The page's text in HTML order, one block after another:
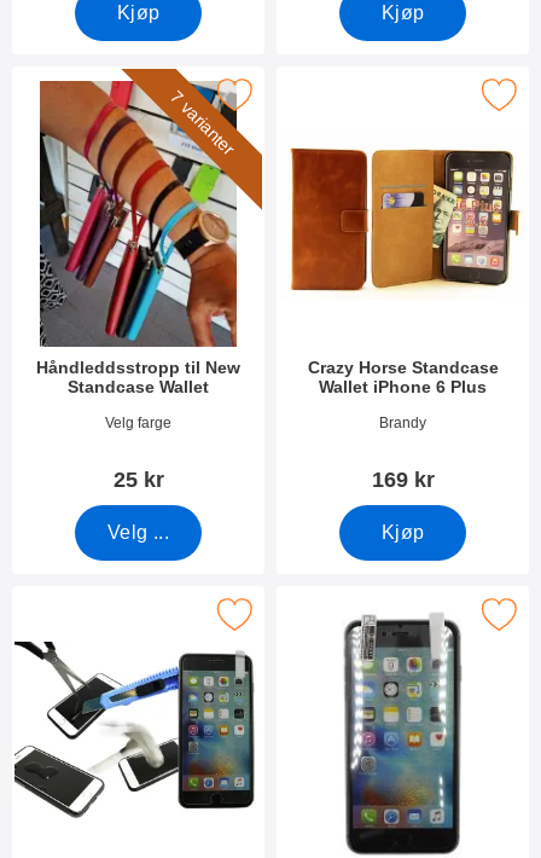
Kjøp Kjøp
7 varianter
Håndleddsstropp til New
Standcase Wallet
Varenummer 40789
Velg farge
25 kr
Velg ...
håndleddsstropp til New Standcase Wallet som favoritt
Crazy Horse Standcase
Wallet iPhone 6 Plus
Varenummer 10909
Brandy
169 kr
Kjøp
Merk crazy Horse Standcase
Merk glassbeskyttelse iPhone 6 Plus som favoritt
Merk skjermbeskyttelse iPhone 6